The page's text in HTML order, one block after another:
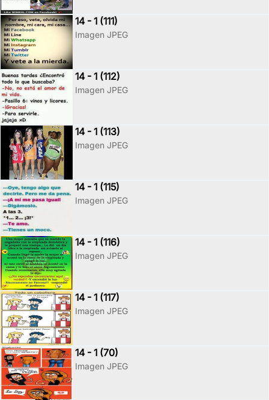
14 - 1 (111)
Imagen JPEG
14 - 1 (112)
Imagen JPEG
14 - 1 (113)
Imagen JPEG
14 - 1 (115)
Imagen JPEG
14 - 1 (116)
Imagen JPEG
14 - 1 (117)
Imagen JPEG
14 - 1 (70)
Imagen JPEG